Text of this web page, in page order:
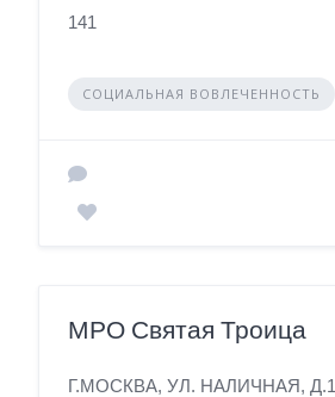
141
СОЦИАЛЬНАЯ ВОВЛЕЧЕННОСТЬ
МРО Святая Троица
Г.МОСКВА, УЛ. НАЛИЧНАЯ, Д.1